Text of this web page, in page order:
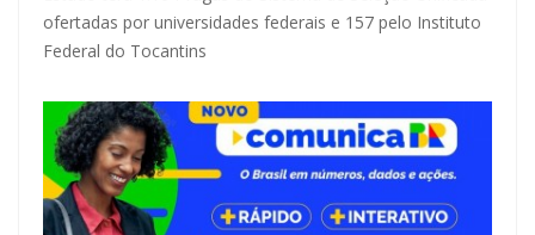
ofertadas por universidades federais e 157 pelo Instituto
Federal do Tocantins